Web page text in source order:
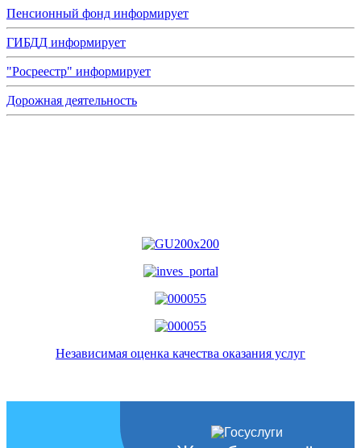
Пенсионный фонд информирует
ГИБДД информирует
"Росреестр" информирует
Дорожная деятельность
Независимая оценка качества оказания услуг